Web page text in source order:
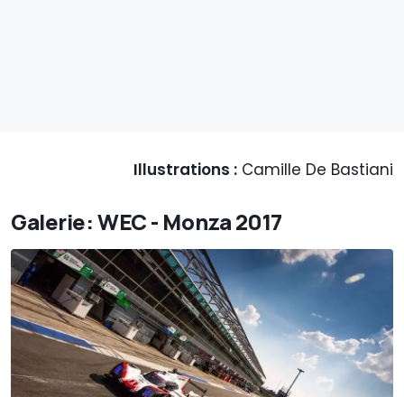
Illustrations : Camille De Bastiani
Galerie: WEC - Monza 2017